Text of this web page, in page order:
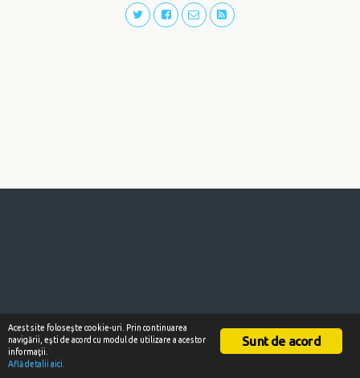
Sunt de acord
Acest site foloseşte cookie-uri. Prin continuarea
navigării, eşti de acord cu modul de utilizare a acestor
informaţii.
Află detalii aici.